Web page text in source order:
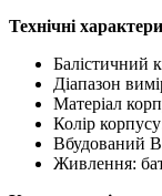
Технічні
Балістичний
Діапазон
Матеріал
Колір
Вбудований
Живлення: